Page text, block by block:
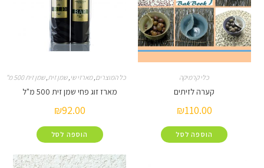
כלי קרמיקה
קערה לזיתים
₪110.00
הוספה לסל
כל המוצרים ,מארזי שי ,שמן זית ,שמן זית 500 מ"ל
מארז זוג פחי שמן זית 500 מ"ל
₪92.00
הוספה לסל